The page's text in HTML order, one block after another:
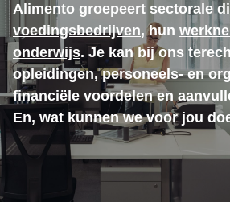
CONTACT
Alimento groepeert sectorale
voedingsbedrijven, hun
onderwijs. Je kan bij ons
opleidingen, personeels- en
financiële voordelen en
En, wat kunnen we voor jou